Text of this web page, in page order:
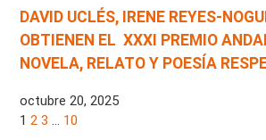
DAVID UCLÉS, IRENE REYES-
OBTIENEN EL XXXI PREMIO
NOVELA, RELATO Y POESÍA
octubre 20, 2025
1 2 3 … 10